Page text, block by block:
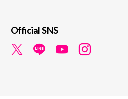
Official SNS